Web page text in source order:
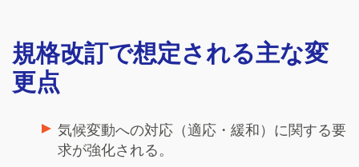
規格改訂で想定される主な変
更点
気候変動への対応（適応・緩和）に関する要
求が強化される。